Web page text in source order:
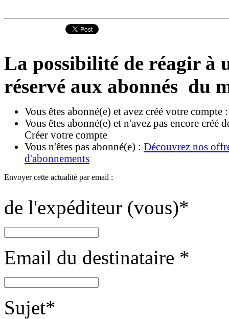
La possibilité de réagir à
réservé aux abonnés du
Vous êtes abonné(e) et avez créé votre compte
Vous êtes abonné(e) et n'avez pas encore créé
Créer votre compte
Vous n'êtes pas abonné(e) : Découvrez nos
d'abonnements
Envoyer cette actualité par email :
de l'expéditeur (vous)*
Email du destinataire *
Sujet*